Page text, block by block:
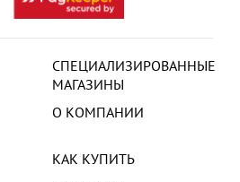
СПЕЦИАЛИЗИРОВАННЫЕ
МАГАЗИНЫ
О КОМПАНИИ
КАК КУПИТЬ